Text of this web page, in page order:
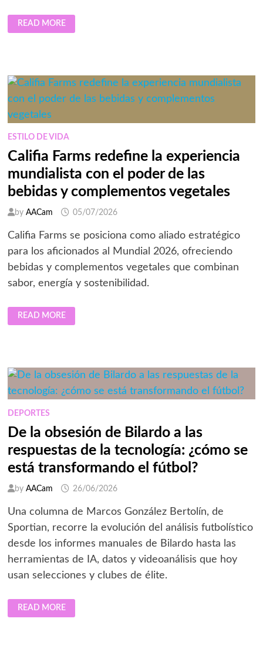
HARRY
KANE
Y
LA
ENERGÍA
NUNCA
DETIENE
READ MORE
ESTILO DE VIDA
Califia Farms redefine la experiencia
mundialista con el poder de las
bebidas y complementos vegetales
by AACam 05/07/2026
Califia Farms se posiciona como aliado estratégico
para los aficionados al Mundial 2026, ofreciendo
bebidas y complementos vegetales que combinan
sabor, energía y sostenibilidad.
CALIFIA
FARMS
REDEFINE
EL
PODER
LAS
BEBIDAS
Y
COMPLEMENTOS
VEGETALES
READ MORE
DEPORTES
De la obsesión de Bilardo a las
respuestas de la tecnología: ¿cómo se
está transformando el fútbol?
by AACam 26/06/2026
Una columna de Marcos González Bertolín, de
Sportian, recorre la evolución del análisis futbolístico
desde los informes manuales de Bilardo hasta las
herramientas de IA, datos y videoanálisis que hoy
usan selecciones y clubes de élite.
DE
LA
OBSESIÓN
READ MORE